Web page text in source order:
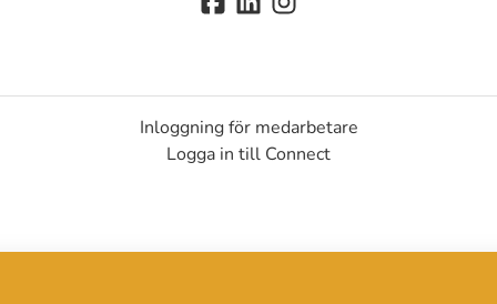
Inloggning för medarbetare
Logga in till Connect